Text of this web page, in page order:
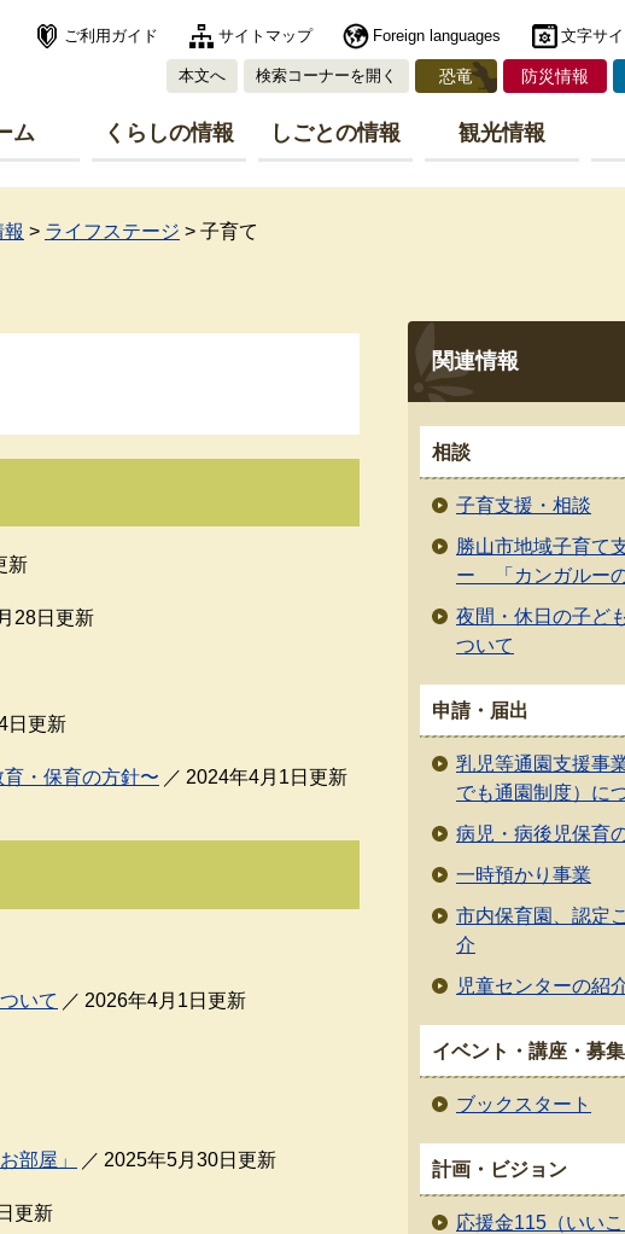
ご利用ガイド サイトマップ Foreign languages 文字サ
本文へ 検索コーナーを開く 恐竜 防災情報
ム くらしの情報 しごとの情報 観光情報
報 > ライフステージ > 子育て
新
28日更新
日更新
・保育の方針〜 2024年4月1日更新
いて 2026年4月1日更新
部屋」 2025年5月30日更新
更新
関連情報
相談
子育支援・相談
勝山市地域子育て
ー 「カンガルーの
夜間・休日の子ど
ついて
申請・届出
乳児等通園支援事
でも通園制度）に
病児・病後児保育
一時預かり事業
市内保育園、認定
介
児童センターの紹
イベント・講座・募集
ブックスタート
計画・ビジョン
応援金115（いい